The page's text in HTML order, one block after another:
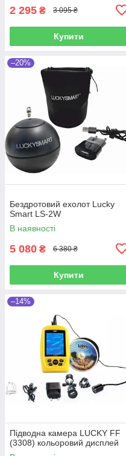
2 295 ₴ 3 095 ₴
Купити
–20%
Бездротовий ехолот Lucky
Smart LS-2W
В наявності
5 080 ₴ 6 380 ₴
Купити
–14%
Підводна камера LUCKY FF
(3308) кольоровий дисплей